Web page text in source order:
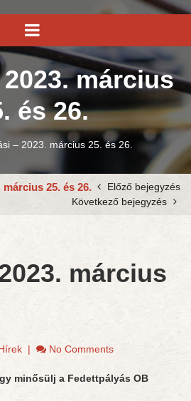
március
és 26.
– 2023. március 25. és 26.
március 25. és 26.
Előző bejegyzés
Következő bejegyzés
március
| No Comments
minősülj a Fedettpályás OB